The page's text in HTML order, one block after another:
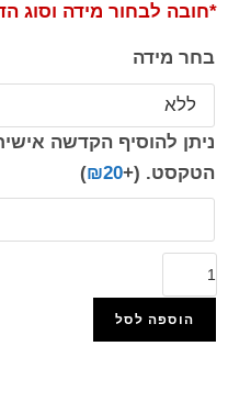
*חובה לבחור מידה וסוג
בחר מידה
ניתן להוסיף הקדשה
הטקסט. (+
₪20
)
הוספה לסל